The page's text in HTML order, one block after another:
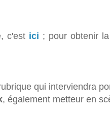
c'est ici ; pour obtenir
qui interviendra
, également metteur en